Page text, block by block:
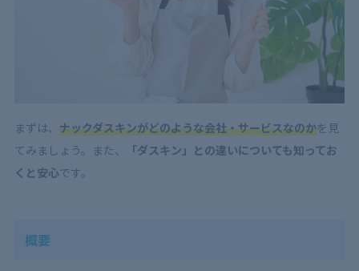
まずは、 ナックダスキンがどのような会社・サービスなのかを見
てみましょう。また、
「ダスキン」との違いについても知ってお
くと安心です。
概要